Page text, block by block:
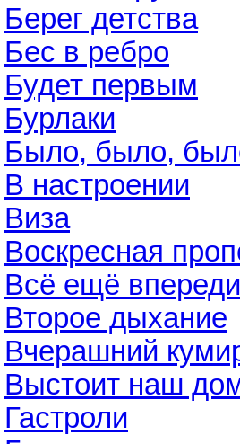
Берег детства
Бес в ребро
Будет первым
Бурлаки
Было, было,
В настроении
Виза
Воскресная
Всё ещё впереди
Второе дыхание
Вчерашний
Выстоит наш
Гастроли